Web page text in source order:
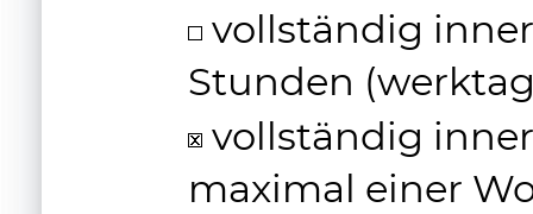
vollständig
Stunden
vollständig
maximal einer